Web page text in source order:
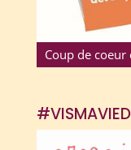
Coup de